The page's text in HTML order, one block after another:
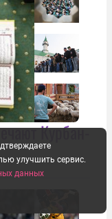
Курбан-
улучшить сервис.
данных